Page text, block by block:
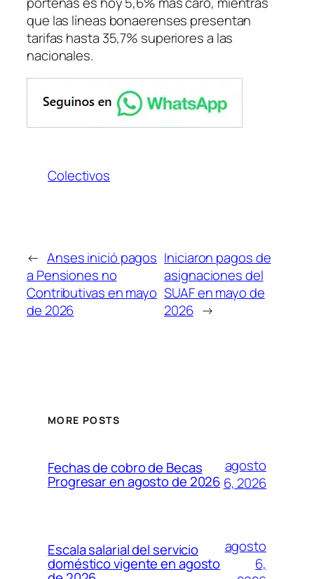
que las líneas bonaerenses presentan
tarifas hasta 35,7% superiores a las
nacionales.
Colectivos
← Anses inició pagos
a Pensiones no
Contributivas en mayo
de 2026
Iniciaron pagos de
asignaciones del
SUAF en mayo de
2026 →
MORE POSTS
Fechas de cobro de Becas
Progresar en agosto de 2026
agosto
6, 2026
Escala salarial del servicio
doméstico vigente en agosto
agosto
6,